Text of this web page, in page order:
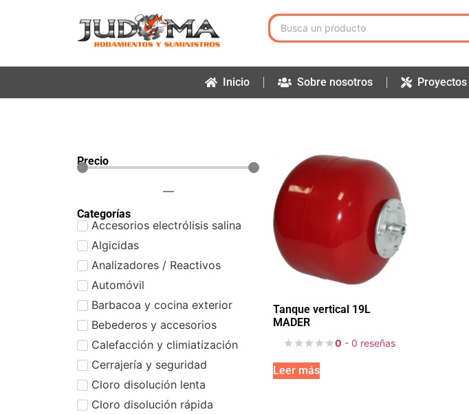
Inicio Sobre nosotros Proyectos
Precio
—
Categorías
Accesorios electrólisis salina
Algicidas
Analizadores / Reactivos
Automóvil
Barbacoa y cocina exterior
Bebederos y accesorios
Calefacción y climiatización
Cerrajería y seguridad
Cloro disolución lenta
Cloro disolución rápida
Tanque vertical 19L
MADER
0 - 0 reseñas
Leer más